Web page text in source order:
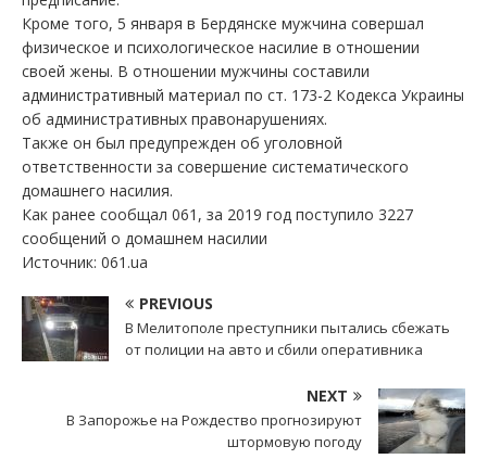
Кроме того, 5 января в Бердянске мужчина совершал
физическое и психологическое насилие в отношении
своей жены. В отношении мужчины составили
административный материал по ст. 173-2 Кодекса Украины
об административных правонарушениях.
Также он был предупрежден об уголовной
ответственности за совершение систематического
домашнего насилия.
Как ранее сообщал 061, за 2019 год поступило 3227
сообщений о домашнем насилии
Источник: 061.ua
PREVIOUS
В Мелитополе преступники пытались сбежать
от полиции на авто и сбили оперативника
NEXT
В Запорожье на Рождество прогнозируют
штормовую погоду